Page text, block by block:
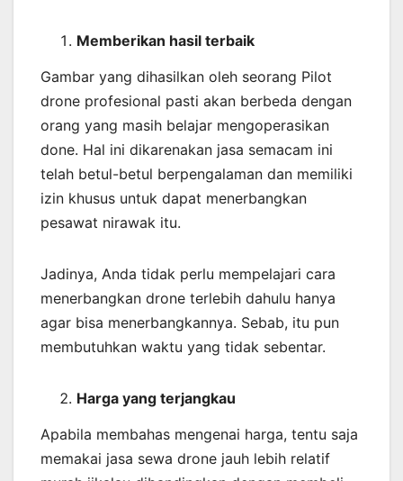
Memberikan hasil terbaik
Gambar yang dihasilkan oleh seorang Pilot
drone profesional pasti akan berbeda dengan
orang yang masih belajar mengoperasikan
done. Hal ini dikarenakan jasa semacam ini
telah betul-betul berpengalaman dan memiliki
izin khusus untuk dapat menerbangkan
pesawat nirawak itu.
Jadinya, Anda tidak perlu mempelajari cara
menerbangkan drone terlebih dahulu hanya
agar bisa menerbangkannya. Sebab, itu pun
membutuhkan waktu yang tidak sebentar.
Harga yang terjangkau
Apabila membahas mengenai harga, tentu saja
memakai jasa sewa drone jauh lebih relatif